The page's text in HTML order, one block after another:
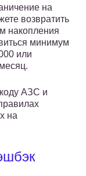
на
возвратить
накопления
минимум
или
АЗС и
на